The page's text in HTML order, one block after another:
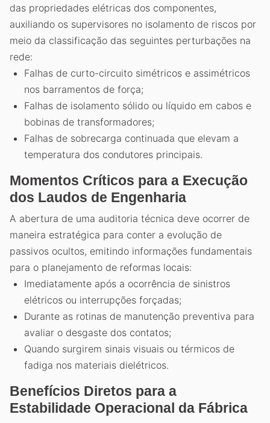
das propriedades elétricas dos componentes,
auxiliando os supervisores no isolamento de riscos por
meio da classificação das seguintes perturbações na
rede:
Falhas de curto-circuito simétricos e assimétricos
nos barramentos de força;
Falhas de isolamento sólido ou líquido em cabos e
bobinas de transformadores;
Falhas de sobrecarga continuada que elevam a
temperatura dos condutores principais.
Momentos Críticos para a Execução
dos Laudos de Engenharia
A abertura de uma auditoria técnica deve ocorrer de
maneira estratégica para conter a evolução de
passivos ocultos, emitindo informações fundamentais
para o planejamento de reformas locais:
Imediatamente após a ocorrência de sinistros
elétricos ou interrupções forçadas;
Durante as rotinas de manutenção preventiva para
avaliar o desgaste dos contatos;
Quando surgirem sinais visuais ou térmicos de
fadiga nos materiais dielétricos.
Benefícios Diretos para a
Estabilidade Operacional da Fábrica